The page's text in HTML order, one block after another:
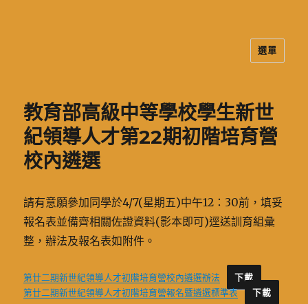
選單
教育部高級中等學校學生新世
紀領導人才第22期初階培育營
校內遴選
請有意願參加同學於4/7(星期五)中午12：30前，填妥
報名表並備齊相關佐證資料(影本即可)逕送訓育組彙
整，辦法及報名表如附件。
第廿二期新世紀領導人才初階培育營校內遴選辦法 下載
第廿二期新世紀領導人才初階培育營報名暨遴選標準表 下載